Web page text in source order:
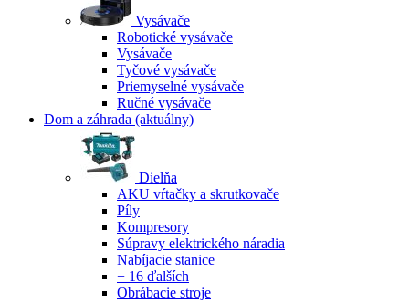
Vysávače
Robotické vysávače
Vysávače
Tyčové vysávače
Priemyselné vysávače
Ručné vysávače
Dom a záhrada (aktuálny)
Dielňa
AKU vŕtačky a skrutkovače
Píly
Kompresory
Súpravy elektrického náradia
Nabíjacie stanice
+ 16 ďalších
Obrábacie stroje